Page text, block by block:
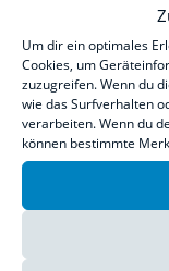
Um dir ein optimales
Cookies, um
zuzugreifen. Wenn du
wie das Surfverhalten
verarbeiten. Wenn du
können bestimmte
Männern
kennen